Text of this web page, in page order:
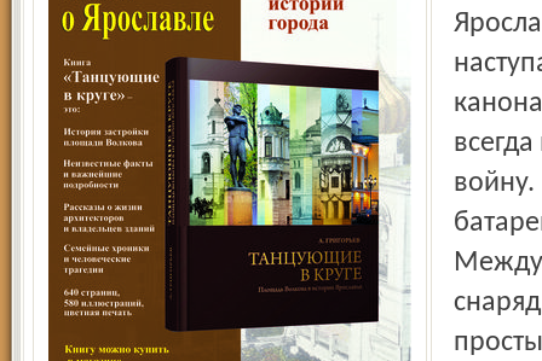
войну.
Между